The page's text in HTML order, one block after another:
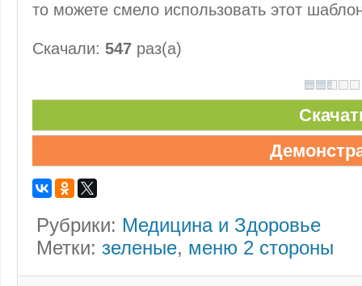
то можете смело использовать этот
Скачали: 547 раз(а)
Рубрики: Медицина и Здоровье
Метки: зеленые, меню 2 стороны